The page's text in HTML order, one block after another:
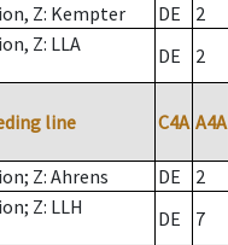
Z: Kempter DE 2
Z: LLA
DE 2
line C4A A4A
Z: Ahrens DE 2
Z: LLH
DE 7